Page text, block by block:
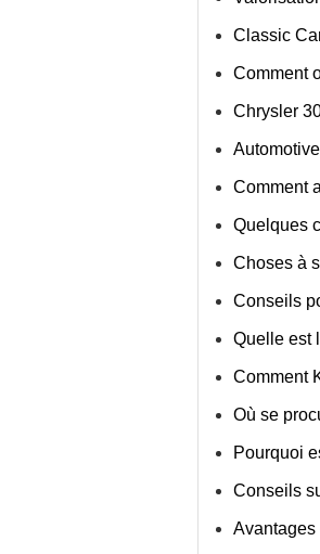
Classic
Comment
Chrysler
Comment
Quelques
Choses à
Conseils
Quelle est
Comment
Où se
Pourquoi
Conseils